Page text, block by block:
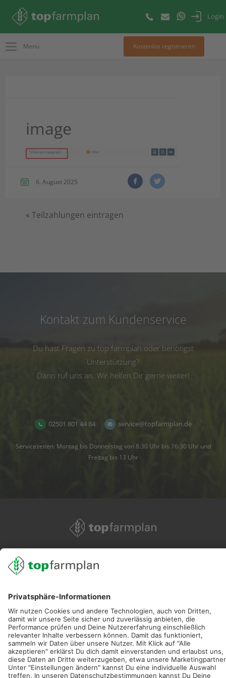
Login
Menü Kostenlos registrieren
image
6. August 2025
«Teilzahlungen eintragen
Kontakt zum Kundenservice
Du hast Fragen zu top farmplan oder benötigst
Unterstützung?
Dann ruf uns an. Wir helfen Dir gerne weiter!
02501 801 44 84 service@topfarmplan.de
Servicezeiten: Montag bis Donnerstag von 8:30 Uhr bis 16:30 Uhr und
Freitag bis 13 Uhr
service@topfarmplan.de
Neue Features, spannende Tipps und hilfreiche Anleitungen!